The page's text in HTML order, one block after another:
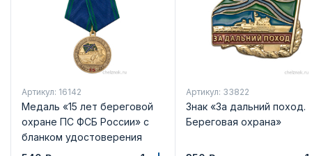
Артикул: 16142
Медаль «15 лет береговой
охране ПС ФСБ России» с
бланком удостоверения
Артикул: 33822
Знак «За дальний поход.
Береговая охрана»